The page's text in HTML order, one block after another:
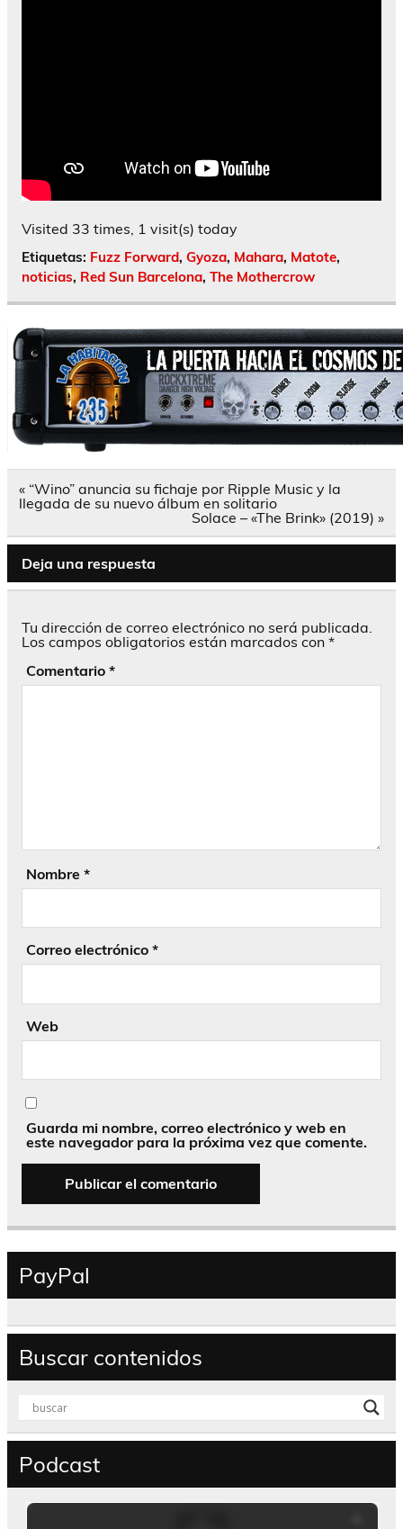
Visited 33 times, 1 visit(s) today
Etiquetas: Fuzz Forward, Gyoza, Mahara, Matote,
noticias, Red Sun Barcelona, The Mothercrow
Navegación
de
entradas
« “Wino” anuncia su fichaje por Ripple Music y la
llegada de su nuevo álbum en solitario
Solace – «The Brink» (2019) »
Deja una respuesta
Tu dirección de correo electrónico no será publicada.
Los campos obligatorios están marcados con *
Comentario *
Nombre *
Correo electrónico *
Web
Guarda mi nombre, correo electrónico y web en
este navegador para la próxima vez que comente.
PayPal
Buscar contenidos
Podcast